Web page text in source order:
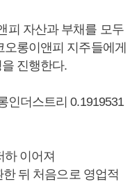
피 자산과 부채를 모두
롱이앤피 지주들에게
진행한다.
인더스트리 0.1919531
이어져
뒤 처음으로 영업적